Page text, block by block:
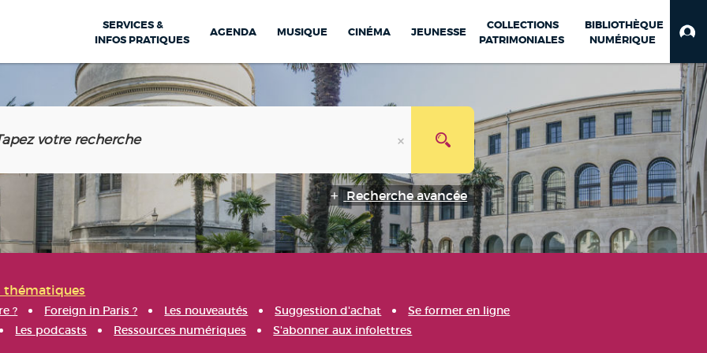
SERVICES &
INFOS PRATIQUES
AGENDA MUSIQUE CINÉMA JEUNESSE
COLLECTIONS
PATRIMONIALES
BIBLIOTHÈQUE
NUMÉRIQUE
Recherche avancée
thématiques
? Foreign in Paris ? Les nouveautés Suggestion d'achat
Se former en ligne
Les podcasts Ressources numériques S'abonner aux infolettres